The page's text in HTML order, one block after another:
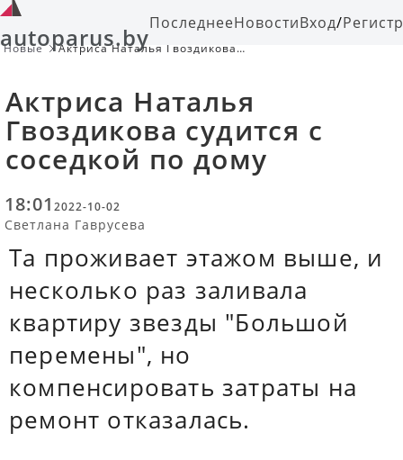
autoparus.byПоследнееНовостиВход/
Новые
Актриса Наталья Гвоздикова
Актриса Наталья
Гвоздикова судится с
соседкой по дому
18:01 2022-10-02
Светлана Гаврусева
Та проживает этажом выше, и
несколько раз заливала
квартиру звезды "Большой
перемены", но
компенсировать затраты на
ремонт отказалась.